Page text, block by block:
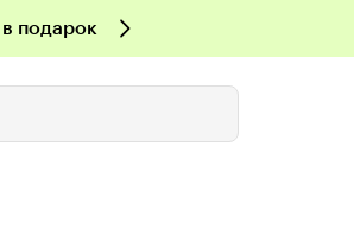
подарок